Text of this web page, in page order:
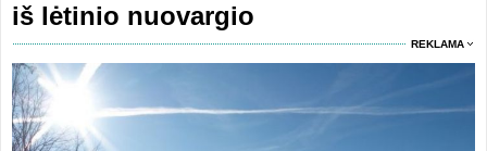
iš lėtinio nuovargio
REKLAMA